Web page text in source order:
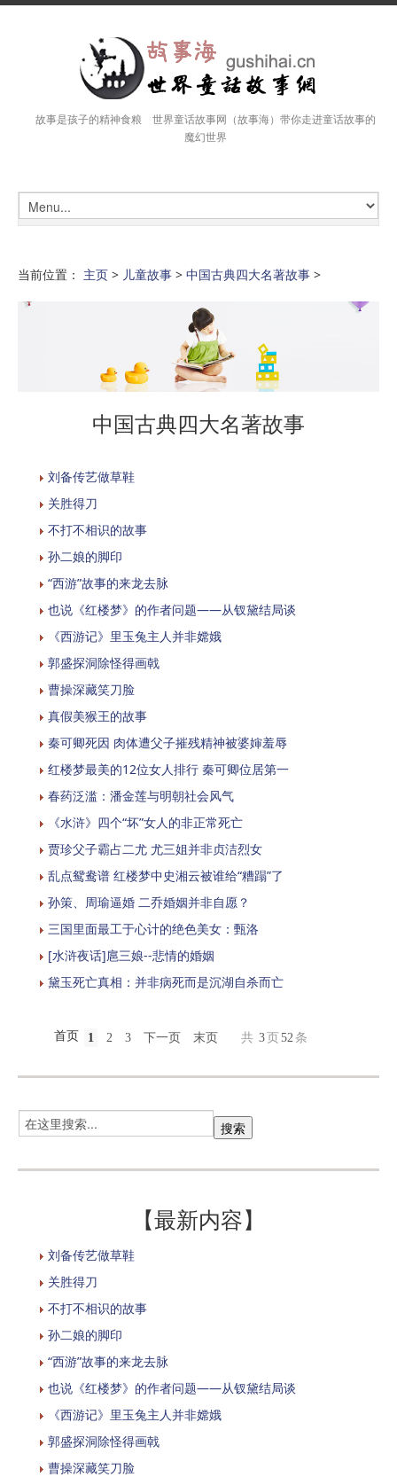
故事是孩子的精神食粮 世界童话故事网（故事海）带你走进童话故事的
魔幻世界
当前位置： 主页 > 儿童故事 > 中国古典四大名著故事 >
中国古典四大名著故事
刘备传艺做草鞋
关胜得刀
不打不相识的故事
孙二娘的脚印
“西游”故事的来龙去脉
也说《红楼梦》的作者问题——从钗黛结局谈
《西游记》里玉兔主人并非嫦娥
郭盛探洞除怪得画戟
曹操深藏笑刀脸
真假美猴王的故事
秦可卿死因 肉体遭父子摧残精神被婆婶羞辱
红楼梦最美的12位女人排行 秦可卿位居第一
春药泛滥：潘金莲与明朝社会风气
《水浒》四个“坏”女人的非正常死亡
贾珍父子霸占二尤 尤三姐并非贞洁烈女
乱点鸳鸯谱 红楼梦中史湘云被谁给“糟蹋”了
孙策、周瑜逼婚 二乔婚姻并非自愿？
三国里面最工于心计的绝色美女：甄洛
[水浒夜话]扈三娘--悲情的婚姻
黛玉死亡真相：并非病死而是沉湖自杀而亡
首页 1 2 3 下一页 末页 共 3 页 52 条
【最新内容】
刘备传艺做草鞋
关胜得刀
不打不相识的故事
孙二娘的脚印
“西游”故事的来龙去脉
也说《红楼梦》的作者问题——从钗黛结局谈
《西游记》里玉兔主人并非嫦娥
郭盛探洞除怪得画戟
曹操深藏笑刀脸